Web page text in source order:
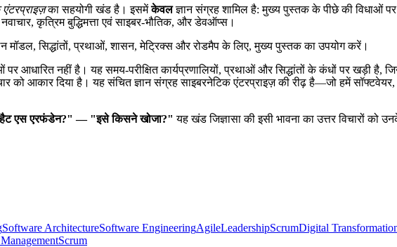
का सहयोगी खंड है। इसमेंकेवलज्ञान संग्रह शामिल है: मुख्य पुस्तक के पीछे की विधाओं पर
कृत्रिम बुद्धिमत्ता एवं साइबर-भौतिक, और डेवऑप्स।
मॉडल, सिद्धांतों, प्रथाओं, शासन, मेट्रिक्स और रोडमैप के लिए, मुख्य पुस्तक का उपयोग करें।
पर आधारित नहीं है। यह समय-परीक्षित कार्यप्रणालियों, प्रथाओं और सिद्धांतों के कंधों पर खड़ी है,
को आकार दिया है। यह संचित ज्ञान संग्रह साइबरनेटिक एंटरप्राइज़ की रीढ़ है—जो हमें
एस एरफंडेन?" — "इसे किसने खोजा?" यह खंड जिज्ञासा की इसी भावना का उत्तर विचारों को
Software ArchitectureSoftware EngineeringAgileLeadershipScrumDigital
Scrum